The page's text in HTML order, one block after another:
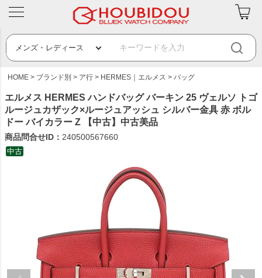
HOME ブランド別 ア行 HERMES｜エルメス バッグ
エルメス HERMES ハンドバッグ バーキン 25 ヴェルソ トゴ
ルージュカザック×ルージュアッシュ シルバー金具 赤 ボル
ドー バイカラー Z 【中古】中古美品
商品問合せID： 240500567660
中古